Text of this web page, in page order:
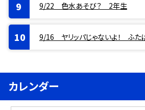
9/22 色水あそび？ 2年生
9/16 ヤリッパじゃないよ！ ふた
カレンダー